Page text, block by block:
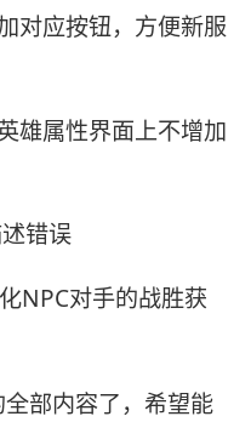
对应按钮，方便新服
雄属性界面上不增加
错误
NPC对手的战胜获
部内容了，希望能